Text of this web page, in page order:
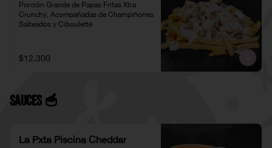
Porción Grande de Papas Fritas Xtra
Crunchy, Acompañadas de Champiñones
Salteados y Ciboulette
$12.300
Sauces 🥣
La Pxta Piscina Cheddar